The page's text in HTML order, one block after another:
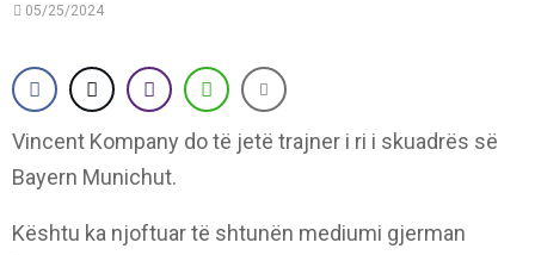
05/25/2024
Vincent Kompany do të jetë trajner i ri i skuadrës së
Bayern Munichut.
Kështu ka njoftuar të shtunën mediumi gjerman